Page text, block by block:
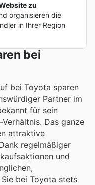
zu
organisieren die
in Ihrer Region
bei
bei Toyota sparen
Partner im
für sein
Das ganze
attraktive
regelmäßiger
und
bei Toyota stets